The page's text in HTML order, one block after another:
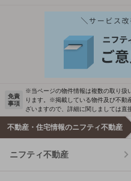
免責
事項
※当ページの物件情報は複数の取り扱
ります。※掲載している物件及び不動
ざいますので、詳細に関しましては直
不動産・住宅情報のニフティ不動産
ニフティ不動産